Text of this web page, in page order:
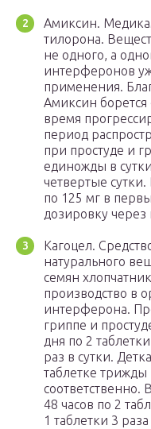
Амиксин.
тилорона.
не одного, а
интерферонов
применения.
Амиксин борется
время
период
при простуде и
единожды в
четвертые
по 125 мг в
дозировку
Кагоцел.
натурального
семян
производство в
интерферона.
гриппе и
дня по 2
раз в сутки.
таблетке
соответственно.
48 часов по 2
1 таблетки 3 раза